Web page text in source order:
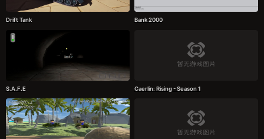
Drift Tank Bank 2000
S.A.F.E Caerlin: Rising - Season 1